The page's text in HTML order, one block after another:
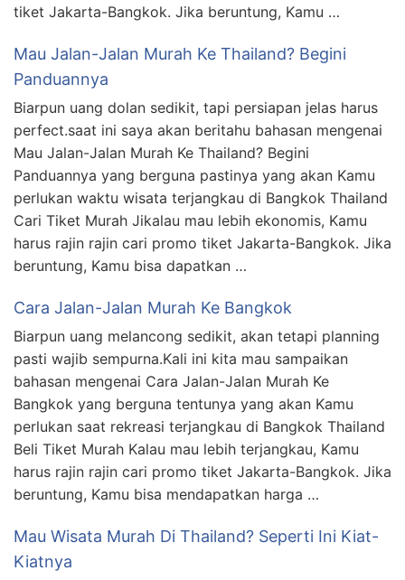
tiket Jakarta-Bangkok. Jika beruntung, Kamu …
Mau Jalan-Jalan Murah Ke Thailand? Begini
Panduannya
Biarpun uang dolan sedikit, tapi persiapan jelas harus
perfect.saat ini saya akan beritahu bahasan mengenai
Mau Jalan-Jalan Murah Ke Thailand? Begini
Panduannya yang berguna pastinya yang akan Kamu
perlukan waktu wisata terjangkau di Bangkok Thailand
Cari Tiket Murah Jikalau mau lebih ekonomis, Kamu
harus rajin rajin cari promo tiket Jakarta-Bangkok. Jika
beruntung, Kamu bisa dapatkan …
Cara Jalan-Jalan Murah Ke Bangkok
Biarpun uang melancong sedikit, akan tetapi planning
pasti wajib sempurna.Kali ini kita mau sampaikan
bahasan mengenai Cara Jalan-Jalan Murah Ke
Bangkok yang berguna tentunya yang akan Kamu
perlukan saat rekreasi terjangkau di Bangkok Thailand
Beli Tiket Murah Kalau mau lebih terjangkau, Kamu
harus rajin rajin cari promo tiket Jakarta-Bangkok. Jika
beruntung, Kamu bisa mendapatkan harga …
Mau Wisata Murah Di Thailand? Seperti Ini Kiat-
Kiatnya